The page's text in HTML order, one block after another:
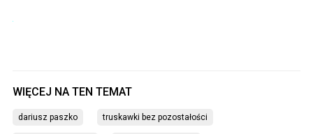
dariusz paszko truskawki bez pozostałości